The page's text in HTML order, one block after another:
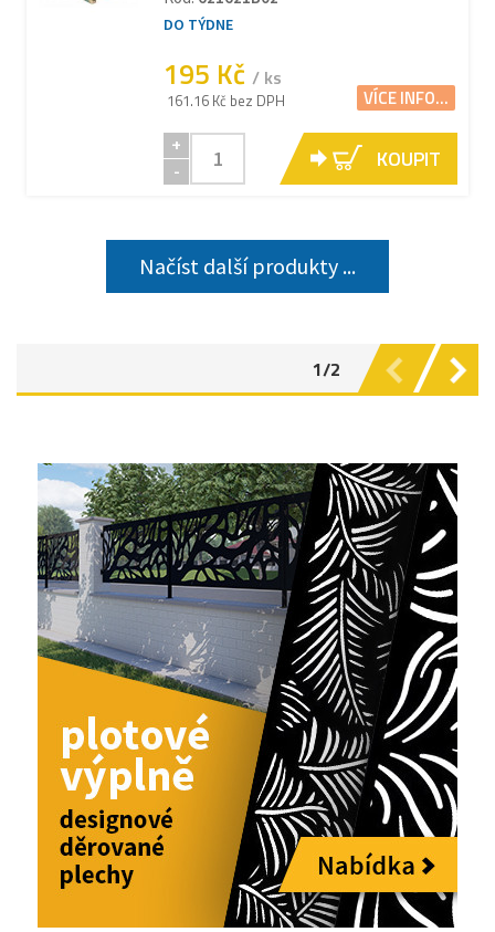
DO TÝDNE
195 Kč / ks
161.16 Kč bez DPH VÍCE INFO...
+
-
KOUPIT
Načíst další produkty ...
1/2